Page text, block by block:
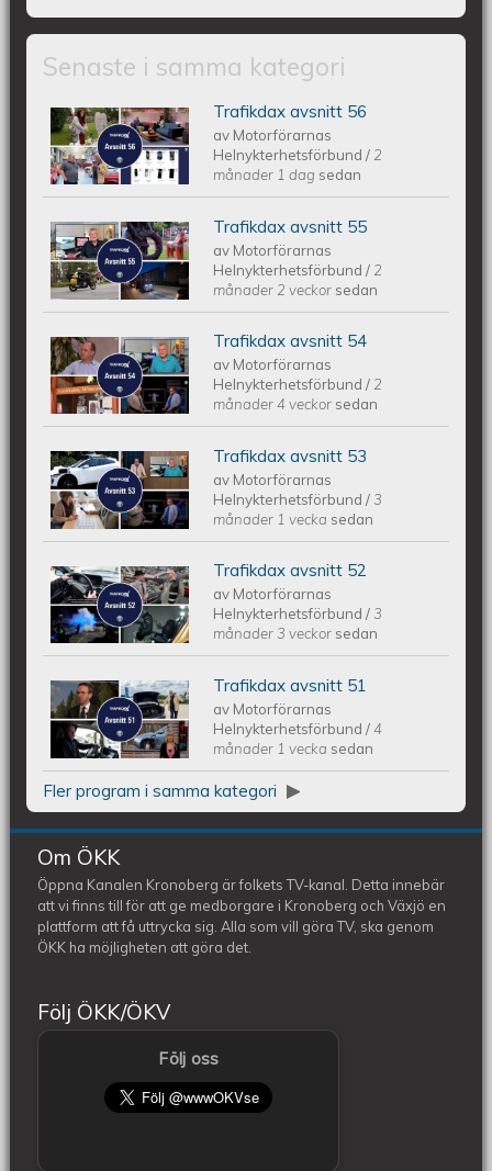
Senaste i samma kategori
Trafikdax - Avsnitt 56
Trafikdax avsnitt 56
av Motorförarnas
Helnykterhetsförbund/ 2
månader 1 dag sedan
Trafikdax - Avsnitt 55
Trafikdax avsnitt 55
av Motorförarnas
Helnykterhetsförbund/ 2
månader 2 veckor sedan
Trafikdax avsnitt 54
Trafikdax avsnitt 54
av Motorförarnas
Helnykterhetsförbund/ 2
månader 4 veckor sedan
Trafikdax - Avsnitt 53
Trafikdax avsnitt 53
av Motorförarnas
Helnykterhetsförbund/3
månader 1 vecka sedan
Trafikdax - Avsnitt 52
Trafikdax avsnitt 52
av Motorförarnas
Helnykterhetsförbund/3
månader 3 veckor sedan
Trafikdax - Avsnitt 51
Trafikdax avsnitt 51
av Motorförarnas
Helnykterhetsförbund/4
månader 1 vecka sedan
Fler program i samma kategori
Om ÖKK
Öppna Kanalen Kronoberg är folkets TV-kanal. Detta innebär
att vi finns till för att ge medborgare i Kronoberg och Växjö en
plattform att få uttrycka sig. Alla som vill göra TV, ska genom
ÖKK ha möjligheten att göra det.
Följ ÖKK/ÖKV
Följ oss